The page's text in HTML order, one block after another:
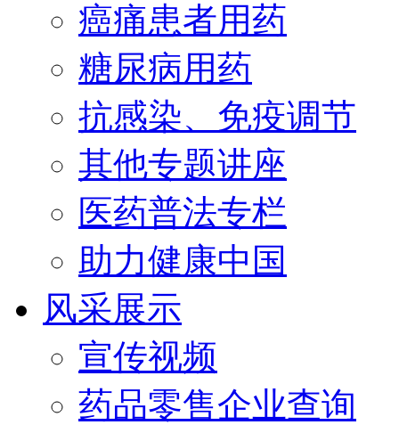
癌痛患者用药
糖尿病用药
抗感染、免疫调节
其他专题讲座
医药普法专栏
助力健康中国
风采展示
宣传视频
药品零售企业查询